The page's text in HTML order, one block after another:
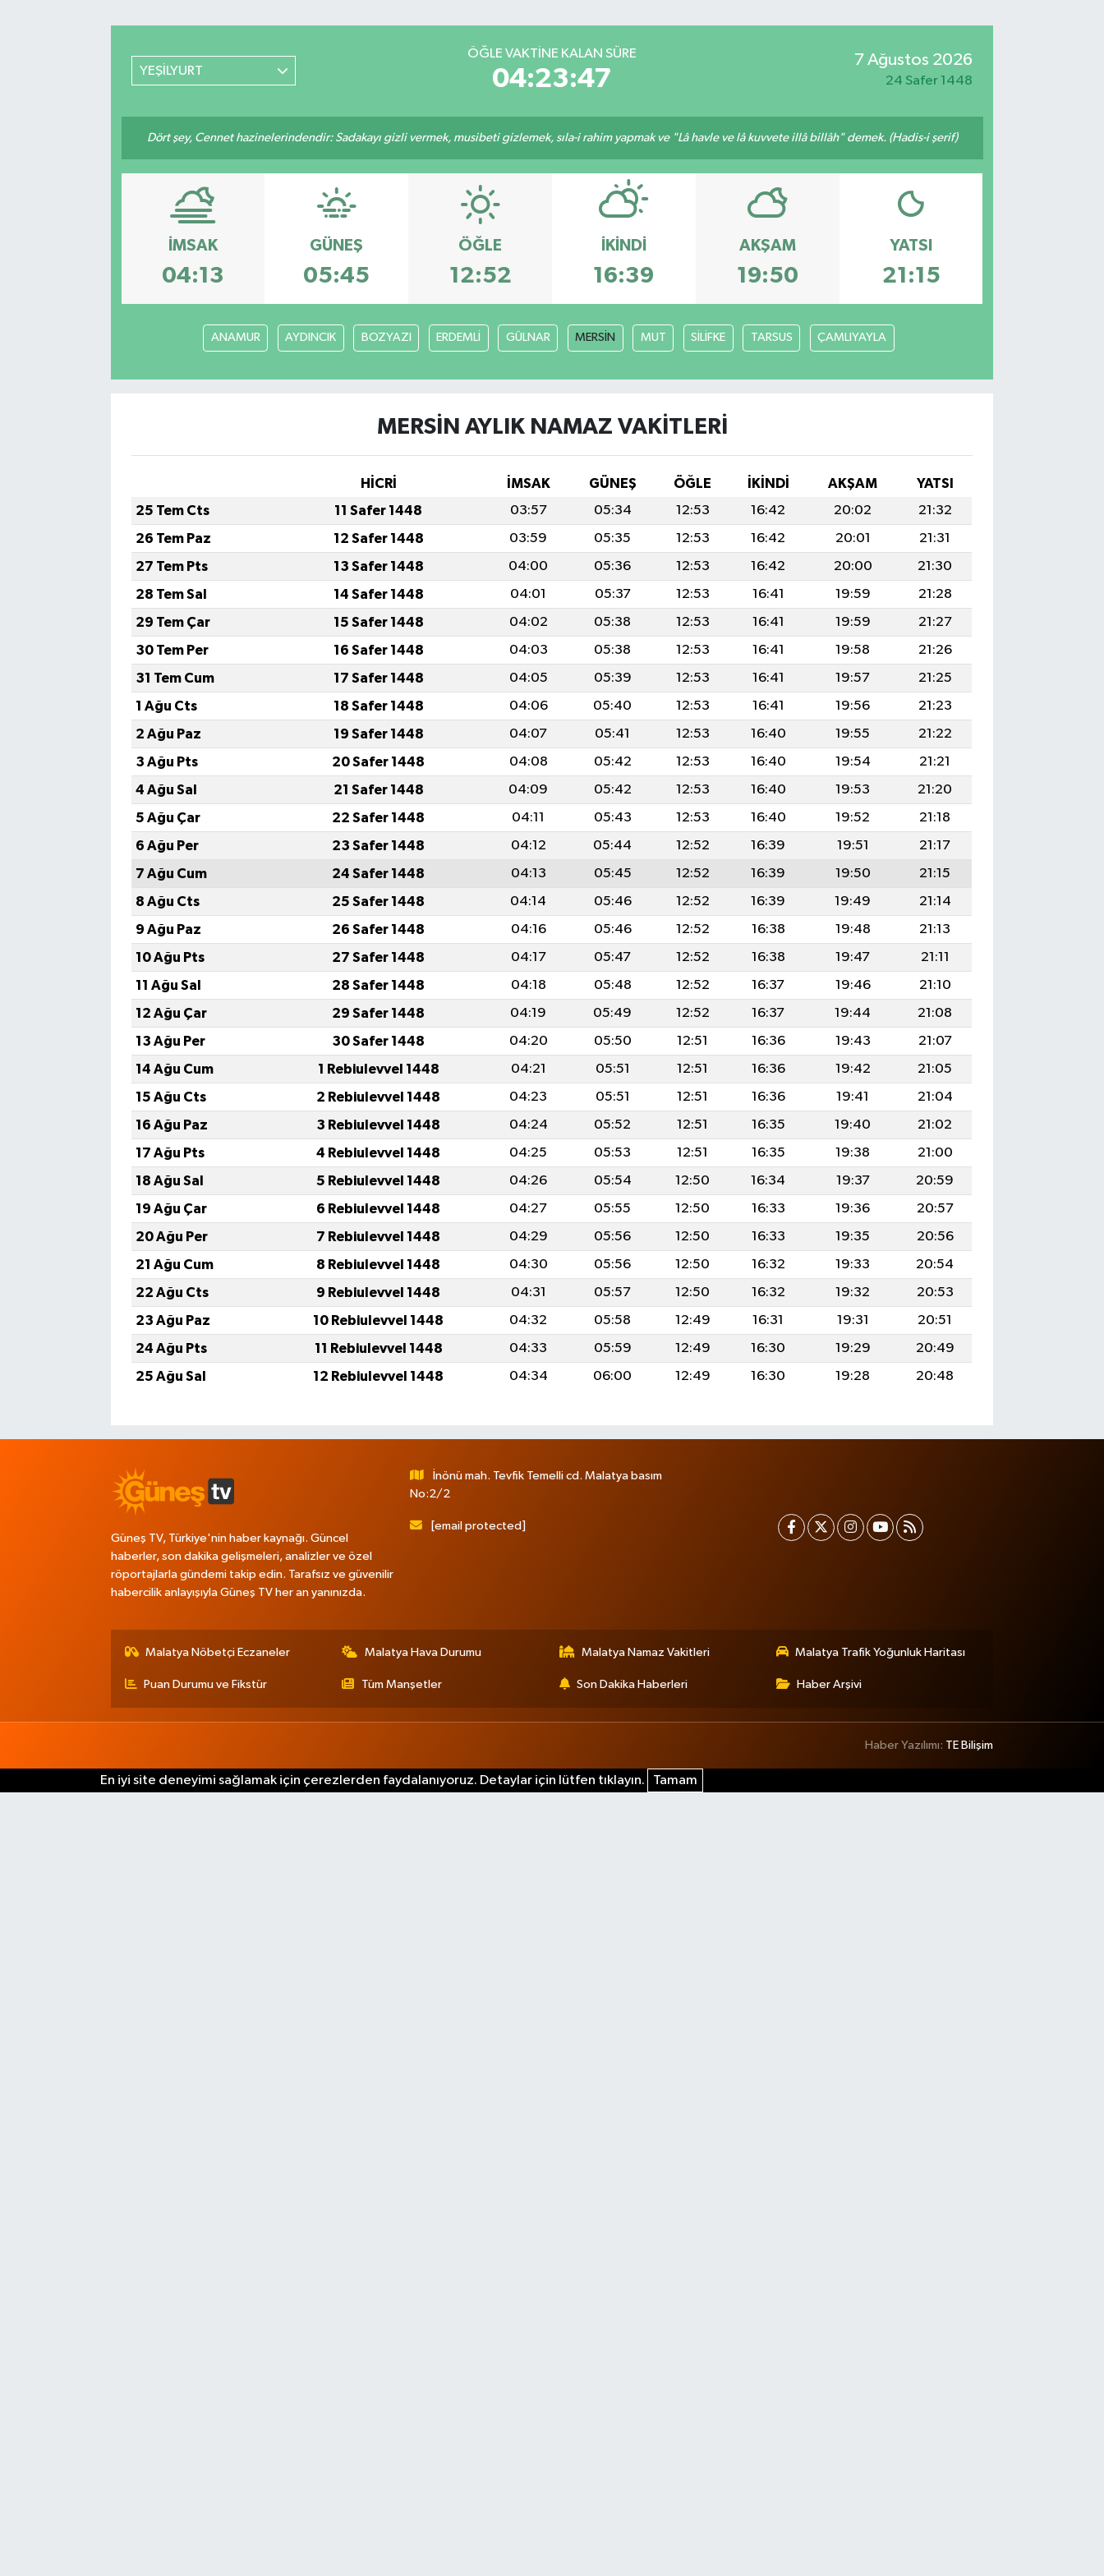
YEŞİLYURT
ÖĞLE VAKTINE KALAN SÜRE
04:23:46
7 Ağustos 2026
24 Safer 1448
Dört şey, Cennet hazinelerindendir: Sadakayı gizli vermek, musibeti gizlemek, sıla-i rahim yapmak ve "Lâ havle ve lâ kuvvete illâ billâh" demek. (Hadis-i şerif)
İMSAK
04:13
GÜNEŞ
05:45
ÖĞLE
12:52
İKINDI
16:39
AKŞAM
19:50
YATSI
21:15
ANAMUR AYDINCIK BOZYAZI ERDEMLİ GÜLNAR MERSİN MUT SİLİFKE TARSUS ÇAMLIYAYLA
MERSİN AYLIK NAMAZ VAKITLERI
HİCRİ İMSAK GÜNEŞ ÖĞLE İKINDI AKŞAM
YATSI
25 Tem Cts
11 Safer 1448 03:57 05:34 12:53 16:42 20:02
21:32
26 Tem Paz
12 Safer 1448 03:59 05:35 12:53 16:42 20:01
21:31
27 Tem Pts
13 Safer 1448 04:00 05:36 12:53 16:42 20:00
21:30
28 Tem Sal
14 Safer 1448 04:01 05:37 12:53 16:41 19:59
21:28
29 Tem Çar
15 Safer 1448 04:02 05:38 12:53 16:41 19:59
21:27
30 Tem Per
16 Safer 1448 04:03 05:38 12:53 16:41 19:58
21:26
31 Tem Cum
17 Safer 1448 04:05 05:39 12:53 16:41 19:57
21:25
1 Ağu Cts
18 Safer 1448 04:06 05:40 12:53 16:41 19:56
21:23
2 Ağu Paz
19 Safer 1448 04:07 05:41 12:53 16:40 19:55
21:22
3 Ağu Pts
20 Safer 1448 04:08 05:42 12:53 16:40 19:54
21:21
4 Ağu Sal
21 Safer 1448 04:09 05:42 12:53 16:40 19:53
21:20
5 Ağu Çar
22 Safer 1448 04:11 05:43 12:53 16:40 19:52
21:18
6 Ağu Per
23 Safer 1448 04:12 05:44 12:52 16:39 19:51
21:17
7 Ağu Cum
24 Safer 1448 04:13 05:45 12:52 16:39 19:50
21:15
8 Ağu Cts
25 Safer 1448 04:14 05:46 12:52 16:39 19:49
21:14
9 Ağu Paz
26 Safer 1448 04:16 05:46 12:52 16:38 19:48
21:13
10 Ağu Pts
27 Safer 1448 04:17 05:47 12:52 16:38 19:47
21:11
11 Ağu Sal
28 Safer 1448 04:18 05:48 12:52 16:37 19:46
21:10
12 Ağu Çar
29 Safer 1448 04:19 05:49 12:52 16:37 19:44
21:08
13 Ağu Per
30 Safer 1448 04:20 05:50 12:51 16:36 19:43
21:07
14 Ağu Cum
1 Rebiulevvel 1448 04:21 05:51 12:51 16:36 19:42
21:05
15 Ağu Cts
2 Rebiulevvel 1448 04:23 05:51 12:51 16:36 19:41
21:04
16 Ağu Paz
3 Rebiulevvel 1448 04:24 05:52 12:51 16:35 19:40
21:02
17 Ağu Pts
4 Rebiulevvel 1448 04:25 05:53 12:51 16:35 19:38
21:00
18 Ağu Sal
5 Rebiulevvel 1448 04:26 05:54 12:50 16:34 19:37
20:59
19 Ağu Çar
6 Rebiulevvel 1448 04:27 05:55 12:50 16:33 19:36
20:57
20 Ağu Per
7 Rebiulevvel 1448 04:29 05:56 12:50 16:33 19:35
20:56
21 Ağu Cum
8 Rebiulevvel 1448 04:30 05:56 12:50 16:32 19:33
20:54
22 Ağu Cts
9 Rebiulevvel 1448 04:31 05:57 12:50 16:32 19:32
20:53
23 Ağu Paz
10 Rebiulevvel 1448 04:32 05:58 12:49 16:31 19:31
20:51
24 Ağu Pts
11 Rebiulevvel 1448 04:33 05:59 12:49 16:30 19:29
20:49
25 Ağu Sal
12 Rebiulevvel 1448 04:34 06:00 12:49 16:30 19:28 20:48
Güneş TV, Türkiye'nin haber kaynağı. Güncel
haberler, son dakika gelişmeleri, analizler ve özel
röportajlarla gündemi takip edin. Tarafsız ve güvenilir
habercilik anlayışıyla Güneş TV her an yanınızda.
İnönü mah. Tevfik Temelli cd. Malatya basım
No:2/2
[email protected]
Malatya Nöbetçi Eczaneler Malatya Hava Durumu Malatya Namaz Vakitleri Malatya Trafik Yoğunluk Haritası
Puan Durumu ve Fikstür Tüm Manşetler Son Dakika Haberleri Haber Arşivi
Haber Yazılımı: TE Bilişim
En iyi site deneyimi sağlamak için çerezlerden faydalanıyoruz. Detaylar için lütfen tıklayın. Tamam